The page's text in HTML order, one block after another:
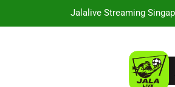
Jalalive Streaming
Monaco vs Getafe Club